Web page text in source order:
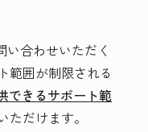
合わせいただく
範囲が制限される
できるサポート範
ただけます。